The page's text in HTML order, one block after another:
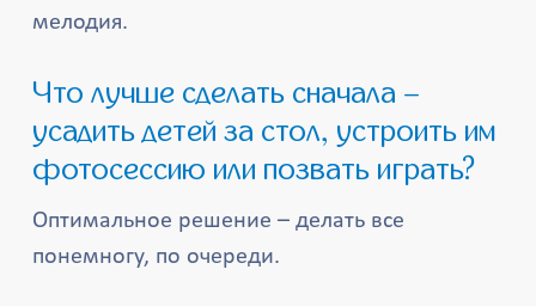
мелодия.
Что лучше сделать сначала –
усадить детей за стол, устроить им
фотосессию или позвать играть?
Оптимальное решение – делать все
понемногу, по очереди.